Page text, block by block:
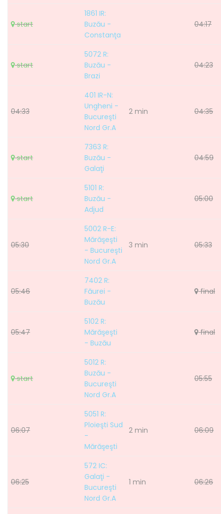
start
1861 IR:
Buzău -
Constanţa
04:17
start
5072 R:
Buzău -
Brazi
04:23
04:33
401 IR-N:
Ungheni -
Bucureşti
Nord Gr.A
2 min 04:35
start
7363 R:
Buzău -
Galaţi
04:59
start
5101 R:
Buzău -
Adjud
05:00
05:30
5002 R-E:
Mărăşeşti
- Bucureşti
Nord Gr.A
3 min 05:33
05:46
7402 R:
Făurei -
Buzău
final
05:47
5102 R:
Mărăşeşti
- Buzău
final
start
5012 R:
Buzău -
Bucureşti
Nord Gr.A
05:55
06:07
5051 R:
Ploieşti Sud
-
Mărăşeşti
2 min 06:09
06:25
572 IC:
Galaţi -
Bucureşti
Nord Gr.A
1 min 06:26